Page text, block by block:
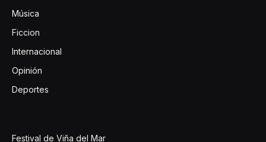
Música
Ficcion
Internacional
Opinión
Deportes
Festival de Viña del Mar